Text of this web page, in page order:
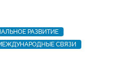
РАЗВИТИЕ
СВЯЗИ